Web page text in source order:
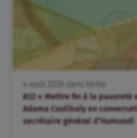
4 août dans
Veille
#22 « Mettre fin à la pauvreté
Adama Coulibaly en
secrétaire général d’Humundi